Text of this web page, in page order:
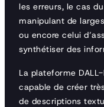
les erreurs, le cas
manipulant de
ou encore celui
synthétiser des
La plateforme
capable de créer
de descriptions